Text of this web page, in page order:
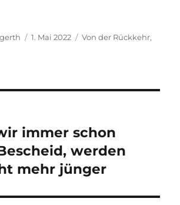
Veröffentlicht
1. Mai 2022 Kategorien
Von der Rückkehr,
immer schon
werden
mehr jünger